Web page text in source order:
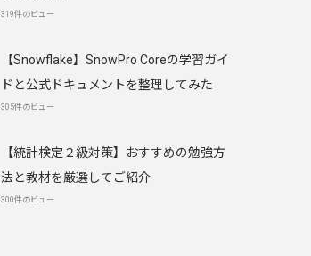
319件のビュー
【Snowflake】SnowPro Coreの学習ガイ
ドと公式ドキュメントを整理してみた
305件のビュー
【統計検定２級対策】おすすめの勉強方
法と教材を厳選してご紹介
300件のビュー